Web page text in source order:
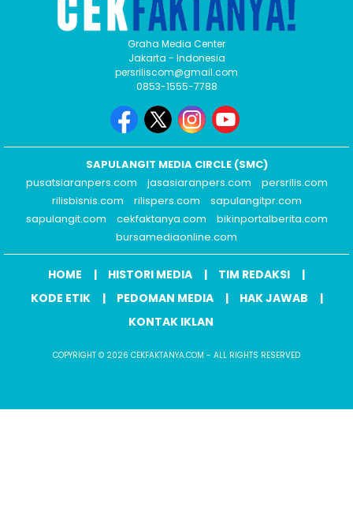
Graha Media Center
Jakarta - Indonesia
persriliscom@gmail.com
0853-1555-7788
SAPULANGIT MEDIA CIRCLE (SMC)
pusatsiaranpers.com
jasasiaranpers.com
persrilis.com
rilisbisnis.com
rilispers.com
sapulangitpr.com
sapulangit.com
cekfaktanya.com
bikinportalberita.com
bursamediaonline.com
HOME HISTORI MEDIA
TIM REDAKSI
KODE ETIK
PEDOMAN MEDIA
HAK JAWAB
KONTAK IKLAN
COPYRIGHT © 2026 CEKFAKTANYA.COM - ALL RIGHTS RESERVED